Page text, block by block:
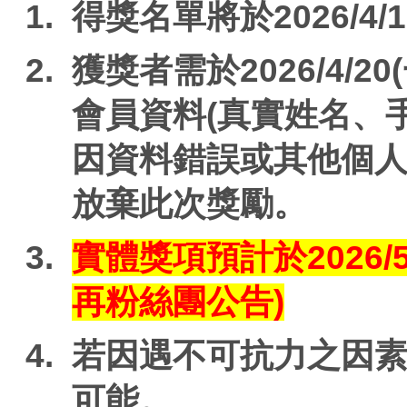
得獎名單將於2026/4/
獲獎者需於2026/4/
會員資料(真實姓名、
因資料錯誤或其他個
放棄此次獎勵。
實體獎項預計於2026/
再粉絲團公告)
若因遇不可抗力之因